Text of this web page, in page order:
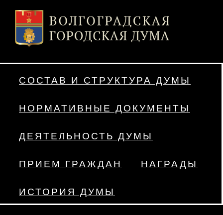
СОСТАВ И СТРУКТУРА ДУМЫ
НОРМАТИВНЫЕ ДОКУМЕНТЫ
ДЕЯТЕЛЬНОСТЬ ДУМЫ
ПРИЕМ ГРАЖДАН НАГРАДЫ
ИСТОРИЯ ДУМЫ